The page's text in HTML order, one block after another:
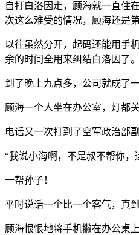
自打白洛因走，顾海就一直住
次这么难受的情况，顾海还是
以往虽然分开，起码还能用手
余的时间全用来纠结白洛因了。
到了晚上九点多，公司就成了一
顾海一个人坐在办公室，灯都
电话又一次打到了空军政治部
“我说小海啊，不是叔不帮你
一帮孙子！
平时说话一个比一个客气，真
顾海恨恨地将手机撇在办公桌上